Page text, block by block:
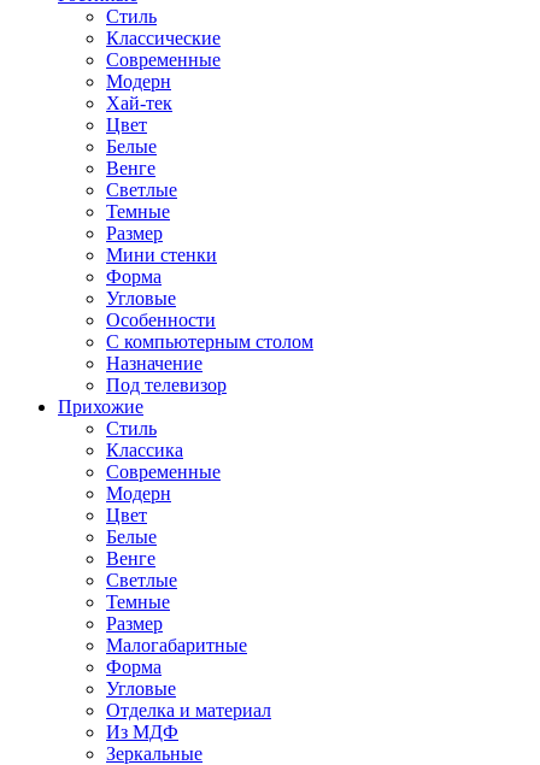
Стиль
Классические
Современные
Модерн
Хай-тек
Цвет
Белые
Венге
Светлые
Темные
Размер
Мини стенки
Форма
Угловые
Особенности
С компьютерным столом
Назначение
Под телевизор
Прихожие
Стиль
Классика
Современные
Модерн
Цвет
Белые
Венге
Светлые
Темные
Размер
Малогабаритные
Форма
Угловые
Отделка и материал
Из МДФ
Зеркальные